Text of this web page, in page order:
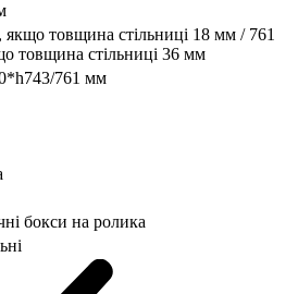
товщина стільниці 18 мм / 761
товщина стільниці 36 мм
761 мм
бокси на ролика